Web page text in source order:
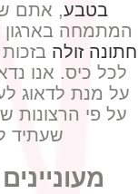
בטבע, אתם
המתמחה בארגון
חתונה זולה
לכל כיס. אנו
על מנת לדאוג
על פי הרצונות
שעתיד